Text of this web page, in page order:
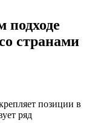
подходе
странами
позиции в
ряд